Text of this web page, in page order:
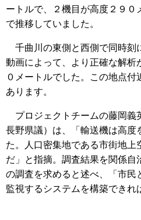
ートルで、２機目が高度２９０
で推移していました。
千曲川の東側と西側で同時刻
動画によって、より正確な解析
０メートルでした。この地点
あります。
プロジェクトチームの藤岡義
長野県議）は、「輸送機は高度
た。人口密集地である市街地上
だ」と指摘。調査結果を関係自
の調査を求めると述べ、「市民
監視するシステムを構築できれ